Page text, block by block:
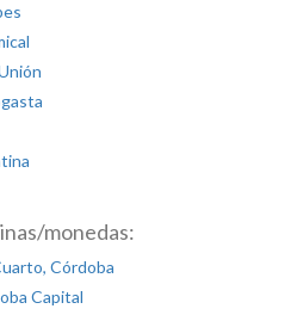
monedas:
Córdoba
Capital